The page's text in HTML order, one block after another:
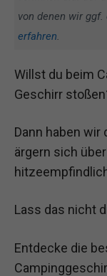
von denen wir
erfahren.
Willst du beim
Geschirr
Dann haben wir
ärgern sich
Lass das nicht
Entdecke die